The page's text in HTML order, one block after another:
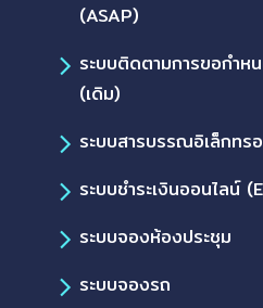
(ASAP)
ระบบติดตามการขอกำห
(เดิม)
ระบบสารบรรณอิเล็กทร
ระบบชำระเงินออนไลน์
ระบบจองห้องประชุม
ระบบจองรถ